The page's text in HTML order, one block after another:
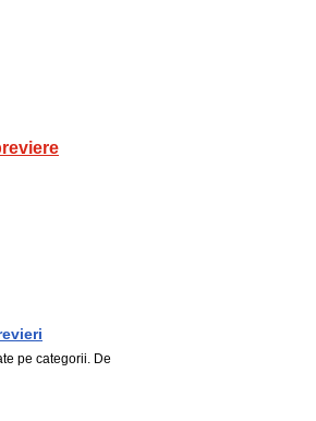
pe categorii. De